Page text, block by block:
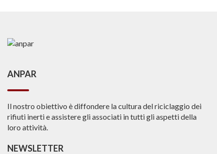
ANPAR
Il nostro obiettivo è diffondere la cultura del riciclaggio dei
rifiuti inerti e assistere gli associati in tutti gli aspetti della
loro attività.
NEWSLETTER